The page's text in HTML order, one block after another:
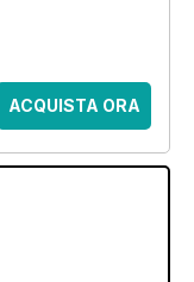
ACQUISTA ORA